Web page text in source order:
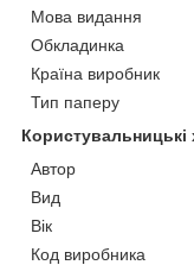
Мова видання
Обкладинка
Країна виробник
Тип паперу
Користувальницькі
Автор
Вид
Вік
Код виробника